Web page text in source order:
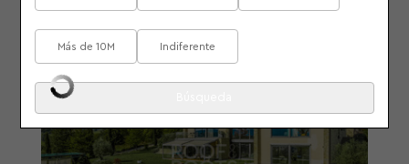
Más de 10M Indiferente
1.190.000 €
Scarperia e San Piero - Italia